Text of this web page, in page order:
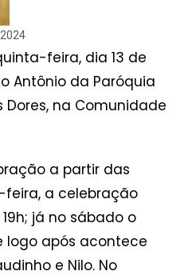
feira, dia 13 de
Antônio da Paróquia
Dores, na Comunidade
a partir das
feira, a celebração
já no sábado o
logo após acontece
e Nilo. No